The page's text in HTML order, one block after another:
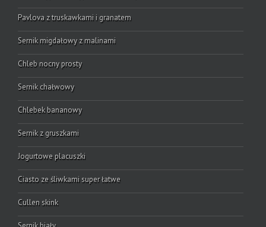
Pavlova z truskawkami i granatem
Sernik migdałowy z malinami
Chleb nocny prosty
Sernik chałwowy
Chlebek bananowy
Sernik z gruszkami
Jogurtowe placuszki
Ciasto ze śliwkami super łatwe
Cullen skink